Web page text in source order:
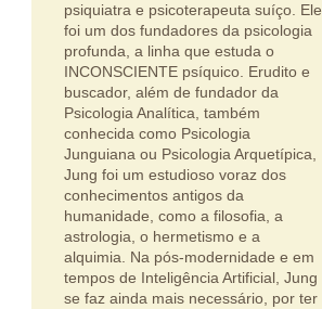
psiquiatra e psicoterapeuta suíço. Ele
foi um dos fundadores da psicologia
profunda, a linha que estuda o
INCONSCIENTE psíquico. Erudito e
buscador, além de fundador da
Psicologia Analítica, também
conhecida como Psicologia
Junguiana ou Psicologia Arquetípica,
Jung foi um estudioso voraz dos
conhecimentos antigos da
humanidade, como a filosofia, a
astrologia, o hermetismo e a
alquimia. Na pós-modernidade e em
tempos de Inteligência Artificial, Jung
se faz ainda mais necessário, por ter